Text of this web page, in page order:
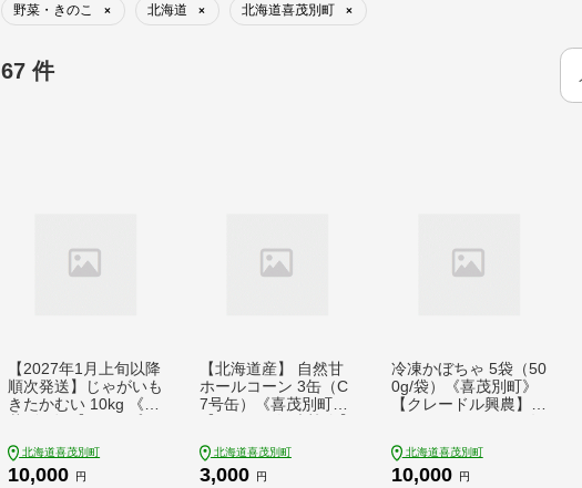
野菜・きのこ × 北海道 × 北海道喜茂別町 ×
67 件
【2027年1月上旬以降
順次発送】じゃがいも
きたかむい 10kg 《喜
いも 芋 ジャガイモ イ
モ 野菜 北海道 ポテト
北海道喜茂別町
10,000 円
【北海道産】 自然甘
ホールコーン 3缶（C
7号缶）《喜茂別町》
もろこし トウモロコ
シ 北海道 常温 常温配
北海道喜茂別町
3,000 円
冷凍かぼちゃ 5袋（50
0g/袋）《喜茂別町》
【クレードル興農】
瓜 冷凍野菜 カット野
菜 時短 時短調理 簡単
北海道喜茂別町
10,000 円